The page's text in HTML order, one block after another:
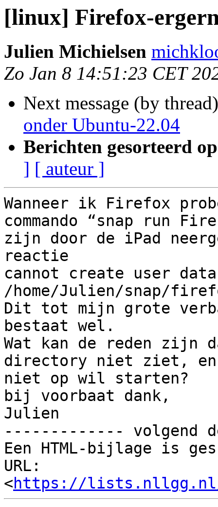
[linux] Firefox-
Julien Michielsen
Zo Jan 8 14:51:23 CET
Next message (by
onder Ubuntu-22.04
Berichten gesorteerd
] [ auteur ]
Wanneer ik Firefox
commando “snap run
zijn door de iPad
reactie
cannot create user
/home/Julien/snap/
Dit tot mijn grote
bestaat wel.
Wat kan de reden zijn
directory niet ziet, en
niet op wil starten?
bij voorbaat dank,
Julien
------------- volgend
Een HTML-bijlage is
URL:
<https://lists.nllgg.nl/